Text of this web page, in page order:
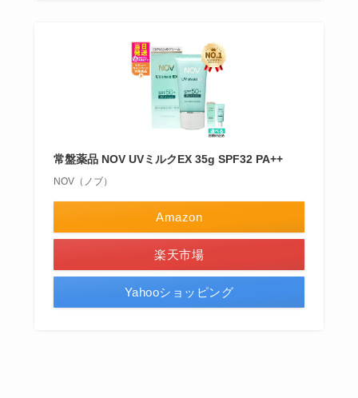
常盤薬品 NOV UVミルクEX 35g SPF32 PA++
NOV（ノブ）
Amazon
楽天市場
Yahooショッピング